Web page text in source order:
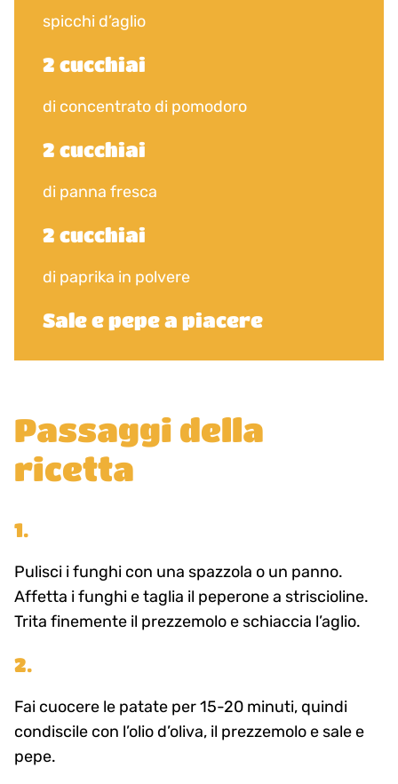
Passaggi della
ricetta
1.
Pulisci i funghi con una spazzola o un panno.
Affetta i funghi e taglia il peperone a striscioline.
Trita finemente il prezzemolo e schiaccia l’aglio.
2.
Fai cuocere le patate per 15-20 minuti, quindi
condiscile con l’olio d’oliva, il prezzemolo e sale e
pepe.
spicchi d’aglio
2 cucchiai
di concentrato di pomodoro
2 cucchiai
di panna fresca
2 cucchiai
di paprika in polvere
Sale e pepe a piacere